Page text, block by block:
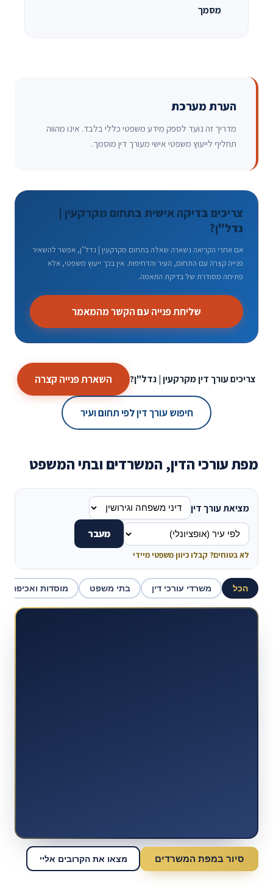
מסמך
הערת מערכת
מדריך זה נועד לספק מידע משפטי כללי בלבד. אינו מהווה
תחליף לייעוץ משפטי אישי מעורך דין מוסמך.
צריכים בדיקה אישית בתחום מקרקעין |
נדל"ן?
אם אחרי הקריאה נשארה שאלה בתחום מקרקעין | נדל"ן, אפשר להשאיר
פנייה קצרה עם התחום, העיר והדחיפות. אין בכך ייעוץ משפטי, אלא
פתיחה מסודרת של בדיקת התאמה.
שליחת פנייה עם הקשר מהמאמר
צריכים עורך דין מקרקעין | נדל"ן? השארת פנייה קצרה
חיפוש עורך דין לפי תחום ועיר
מפת עורכי הדין, המשרדים ובתי המשפט
מציאת עורך דין
מעבר
לא בטוחים? קבלו כיוון משפטי מיידי
הכל משרדי עורכי דין בתי משפט מוסדות ואכיפה
סיור במפת המשרדים מצאו את הקרובים אליי